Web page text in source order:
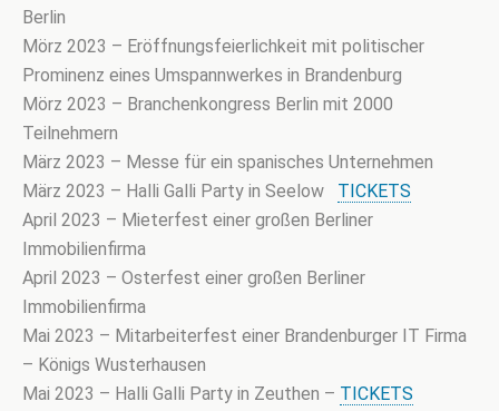
Berlin
Mörz 2023 – Eröffnungsfeierlichkeit mit politischer
Prominenz eines Umspannwerkes in Brandenburg
Mörz 2023 – Branchenkongress Berlin mit 2000
Teilnehmern
März 2023 – Messe für ein spanisches Unternehmen
März 2023 – Halli Galli Party in Seelow TICKETS
April 2023 – Mieterfest einer großen Berliner
Immobilienfirma
April 2023 – Osterfest einer großen Berliner
Immobilienfirma
Mai 2023 – Mitarbeiterfest einer Brandenburger IT Firma
– Königs Wusterhausen
Mai 2023 – Halli Galli Party in Zeuthen – TICKETS